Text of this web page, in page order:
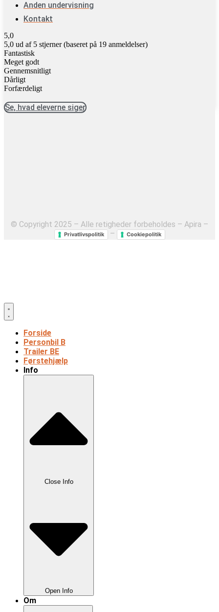
Anden undervisning
Kontakt
5,0
5,0 ud af 5 stjerner (baseret på 19 anmeldelser)
Fantastisk
Meget godt
Gennemsnitligt
Dårligt
Forfærdeligt
Se, hvad eleverne siger
© Copyright 2025 – Alle retigheder forbeholdes – Apira –
Privatlivspolitik – Cookiepolitik
Forside
Personbil B
Trailer BE
Førstehjælp
Info
Close Info
Open Info
Om